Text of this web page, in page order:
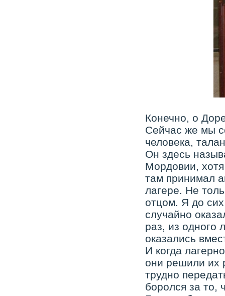
Конечно, о
Сейчас же мы
человека,
Он здесь
Мордовии,
там принимал
лагере. Не
отцом. Я до сих
случайно
раз, из одного
оказались
И когда
они решили их
трудно
боролся за то,